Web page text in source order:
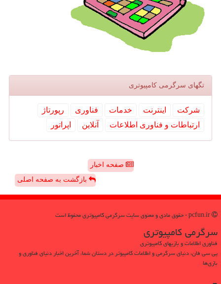
تگهای سرگرمی كامپیوتری
شركت اینترنت خدمات فناوری
رپورتاژ
ارتباطات و فناوری اطلاعات
آنلاین اپراتور
صفحه اخبار
بازگشت به صفحه اصلی
سرگرمی كامپیوتری
فناوری اطلاعات و بازیهای کامپیوتری
پی سی فان، دنیای سرگرمی و اطلاعات کامپیوتر در دستان شما، آخرین اخبار دنیای فناوری و
بازی‌ها